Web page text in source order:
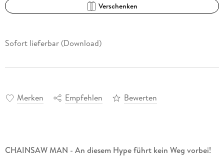
Verschenken
Sofort lieferbar (Download)
Merken Empfehlen Bewerten
CHAINSAW MAN - An diesem Hype führt kein Weg vorbei!